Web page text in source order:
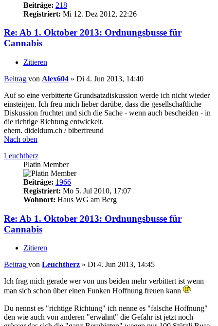
Beiträge: 218
Registriert: Mi 12. Dez 2012, 22:26
Re: Ab 1. Oktober 2013: Ordnungsbusse für
Cannabis
Zitieren
Beitrag von Alex604 » Di 4. Jun 2013, 14:40
Auf so eine verbitterte Grundsatzdiskussion werde ich nicht wieder
einsteigen. Ich freu mich lieber darübe, dass die gesellschaftliche
Diskussion fruchtet und sich die Sache - wenn auch bescheiden - in
die richtige Richtung entwickelt.
ehem. dideldum.ch / biberfreund
Nach oben
Leuchtherz
Platin Member
Beiträge: 1966
Registriert: Mo 5. Jul 2010, 17:07
Wohnort: Haus WG am Berg
Re: Ab 1. Oktober 2013: Ordnungsbusse für
Cannabis
Zitieren
Beitrag von Leuchtherz » Di 4. Jun 2013, 14:45
Ich frag mich gerade wer von uns beiden mehr verbittert ist wenn
man sich schon über einen Funken Hoffnung freuen kann
Du nennst es "richtige Richtung" ich nenne es "falsche Hoffnung"
den wie auch von anderen "erwähnt" die Gefahr ist jetzt noch